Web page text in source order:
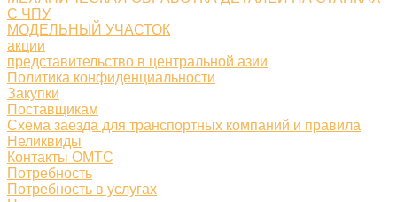
С ЧПУ
МОДЕЛЬНЫЙ УЧАСТОК
акции
представительство в центральной азии
Политика конфиденциальности
Закупки
Поставщикам
Схема заезда для транспортных компаний и правила
Неликвиды
Контакты ОМТС
Потребность
Потребность в услугах